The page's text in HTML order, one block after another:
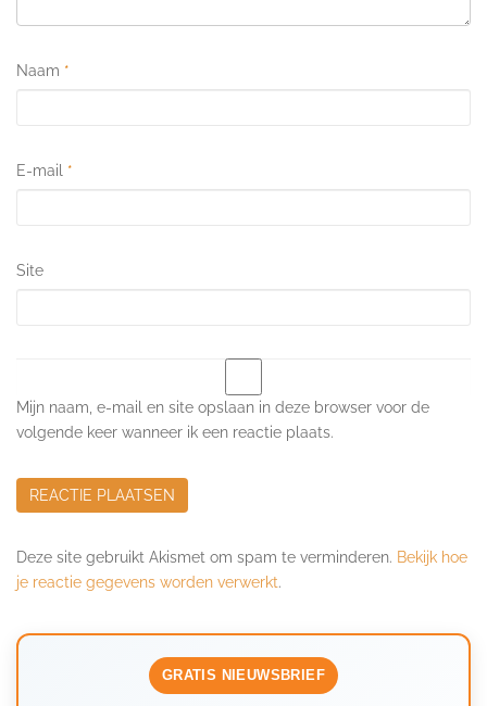
Naam *
E-mail *
Site
Mijn naam, e-mail en site opslaan in deze browser voor de
volgende keer wanneer ik een reactie plaats.
Deze site gebruikt Akismet om spam te verminderen. Bekijk hoe
je reactie gegevens worden verwerkt.
GRATIS NIEUWSBRIEF